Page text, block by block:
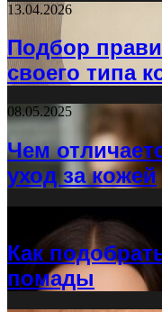
13.04.2026
Подбор
своего типа
08.05.2025
Чем
уход за кожей
Как
помады